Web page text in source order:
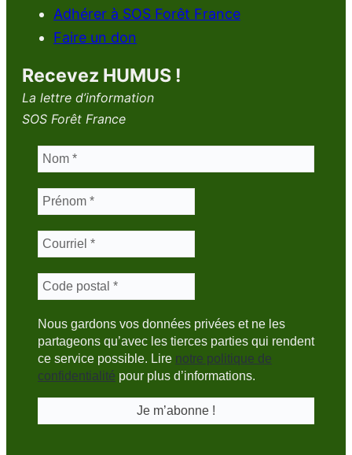
Adhérer à SOS Forêt France
Faire un don
Recevez HUMUS !
La lettre d’information
SOS Forêt France
Nous gardons vos données privées et ne les
partageons qu’avec les tierces parties qui rendent
ce service possible. Lire notre politique de
confidentialité pour plus d’informations.